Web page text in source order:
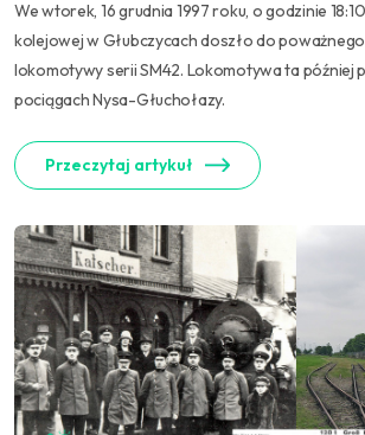
We wtorek, 16 grudnia 1997 roku, o godzinie
kolejowej w Głubczycach doszło do
lokomotywy serii SM42. Lokomotywa ta później
pociągach Nysa-Głuchołazy.
Przeczytaj artykuł